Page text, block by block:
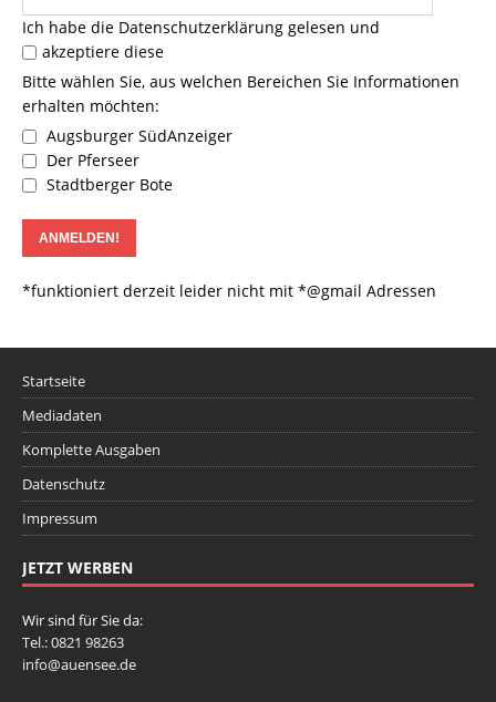
Ich habe die Datenschutzerklärung gelesen und
akzeptiere diese
Bitte wählen Sie, aus welchen Bereichen Sie Informationen
erhalten möchten:
Augsburger SüdAnzeiger
Der Pferseer
Stadtberger Bote
*funktioniert derzeit leider nicht mit *@gmail Adressen
Startseite
Mediadaten
Komplette Ausgaben
Datenschutz
Impressum
JETZT WERBEN
Wir sind für Sie da:
Tel.: 0821 98263
info@auensee.de